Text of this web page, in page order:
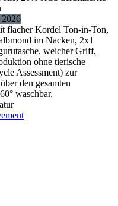
flacher Kordel Ton-in-Ton,
im Nacken, 2x1
weicher Griff,
ohne tierische
Assessment) zur
den gesamten
waschbar,